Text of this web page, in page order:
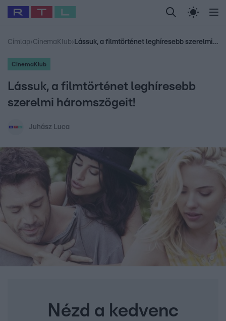
Legfrissebb RTL Híradó Randi Celeb vagyok,
Babits Marcella Most Wanted Gallusz
Címlap›CinemaKlub› Lássuk, a filmtörténet leghíresebb szerelmi háromszögeit!
CinemaKlub
Lássuk, a filmtörténet leghíresebb
szerelmi háromszögeit!
Juhász Luca
Nézd a kedvenc